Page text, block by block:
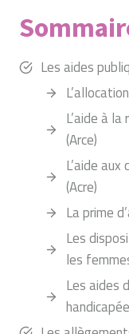
Les aides
L’aide à
(Arce)
L’aide
(Acre)
La prime
Les
les
Les aides